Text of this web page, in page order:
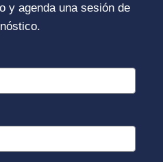
y agenda una sesión de